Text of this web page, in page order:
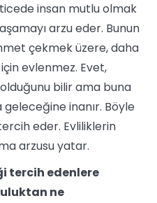
insan mutlu olmak
arzu eder. Bunun
çekmek üzere, daha
evlenmez. Evet,
bilir ama buna
inanır. Böyle
eder. Evliliklerin
arzusu yatar.
tercih edenlere
ne